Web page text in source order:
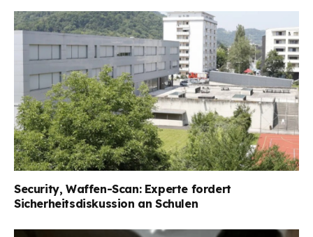
Security, Waffen-Scan: Experte fordert
Sicherheitsdiskussion an Schulen